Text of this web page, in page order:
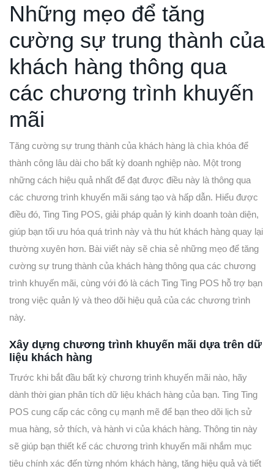
Những mẹo để tăng
cường sự trung thành của
khách hàng thông qua
các chương trình khuyến
mãi
Tăng cường sự trung thành của khách hàng là chìa khóa để
thành công lâu dài cho bất kỳ doanh nghiệp nào. Một trong
những cách hiệu quả nhất để đạt được điều này là thông qua
các chương trình khuyến mãi sáng tạo và hấp dẫn. Hiểu được
điều đó, Ting Ting POS, giải pháp quản lý kinh doanh toàn diện,
giúp bạn tối ưu hóa quá trình này và thu hút khách hàng quay lại
thường xuyên hơn. Bài viết này sẽ chia sẻ những mẹo để tăng
cường sự trung thành của khách hàng thông qua các chương
trình khuyến mãi, cùng với đó là cách Ting Ting POS hỗ trợ bạn
trong việc quản lý và theo dõi hiệu quả của các chương trình
này.
Xây dựng chương trình khuyến mãi dựa trên dữ
liệu khách hàng
Trước khi bắt đầu bất kỳ chương trình khuyến mãi nào, hãy
dành thời gian phân tích dữ liệu khách hàng của bạn. Ting Ting
POS cung cấp các công cụ mạnh mẽ để bạn theo dõi lịch sử
mua hàng, sở thích, và hành vi của khách hàng. Thông tin này
sẽ giúp bạn thiết kế các chương trình khuyến mãi nhắm mục
tiêu chính xác đến từng nhóm khách hàng, tăng hiệu quả và tiết